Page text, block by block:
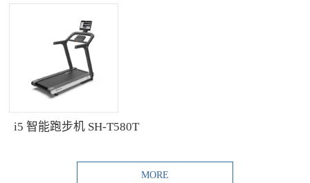
i5 智能跑步机 SH-T580T
MORE